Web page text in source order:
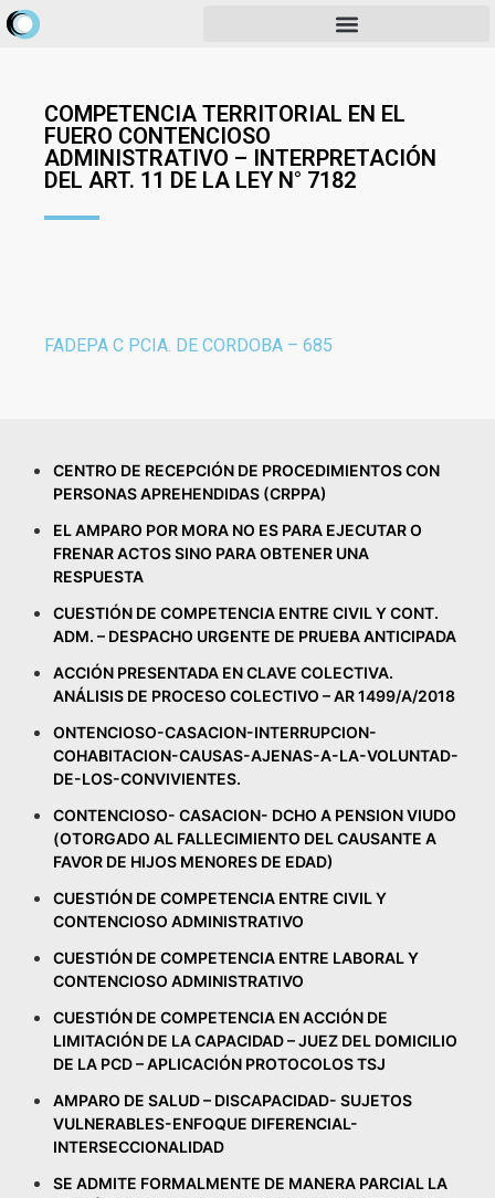
COMPETENCIA TERRITORIAL EN EL
FUERO CONTENCIOSO
ADMINISTRATIVO – INTERPRETACIÓN
DEL ART. 11 DE LA LEY N° 7182
FADEPA C PCIA. DE CORDOBA – 685
CENTRO DE RECEPCIÓN DE PROCEDIMIENTOS CON
PERSONAS APREHENDIDAS (CRPPA)
EL AMPARO POR MORA NO ES PARA EJECUTAR O
FRENAR ACTOS SINO PARA OBTENER UNA
RESPUESTA
CUESTIÓN DE COMPETENCIA ENTRE CIVIL Y CONT.
ADM. – DESPACHO URGENTE DE PRUEBA ANTICIPADA
ACCIÓN PRESENTADA EN CLAVE COLECTIVA.
ANÁLISIS DE PROCESO COLECTIVO – AR 1499/A/2018
ONTENCIOSO-CASACION-INTERRUPCION-
COHABITACION-CAUSAS-AJENAS-A-LA-VOLUNTAD-
DE-LOS-CONVIVIENTES.
CONTENCIOSO- CASACION- DCHO A PENSION VIUDO
(OTORGADO AL FALLECIMIENTO DEL CAUSANTE A
FAVOR DE HIJOS MENORES DE EDAD)
CUESTIÓN DE COMPETENCIA ENTRE CIVIL Y
CONTENCIOSO ADMINISTRATIVO
CUESTIÓN DE COMPETENCIA ENTRE LABORAL Y
CONTENCIOSO ADMINISTRATIVO
CUESTIÓN DE COMPETENCIA EN ACCIÓN DE
LIMITACIÓN DE LA CAPACIDAD – JUEZ DEL DOMICILIO
DE LA PCD – APLICACIÓN PROTOCOLOS TSJ
AMPARO DE SALUD – DISCAPACIDAD- SUJETOS
VULNERABLES-ENFOQUE DIFERENCIAL-
INTERSECCIONALIDAD
SE ADMITE FORMALMENTE DE MANERA PARCIAL LA